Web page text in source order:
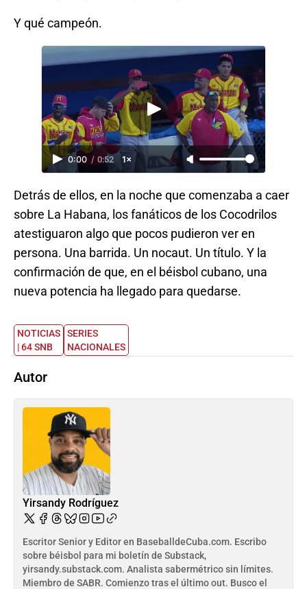
Y qué campeón.
0:00 / 0:52 1×
Detrás de ellos, en la noche que comenzaba a caer
sobre La Habana, los fanáticos de los Cocodrilos
atestiguaron algo que pocos pudieron ver en
persona. Una barrida. Un nocaut. Un título. Y la
confirmación de que, en el béisbol cubano, una
nueva potencia ha llegado para quedarse.
NOTICIAS
| 64 SNB
SERIES
NACIONALES
Autor
Yirsandy Rodríguez
Escritor Senior y Editor en BaseballdeCuba.com. Escribo
sobre béisbol para mi boletín de Substack,
yirsandy.substack.com. Analista sabermétrico sin límites.
Miembro de SABR. Comienzo tras el último out. Busco el